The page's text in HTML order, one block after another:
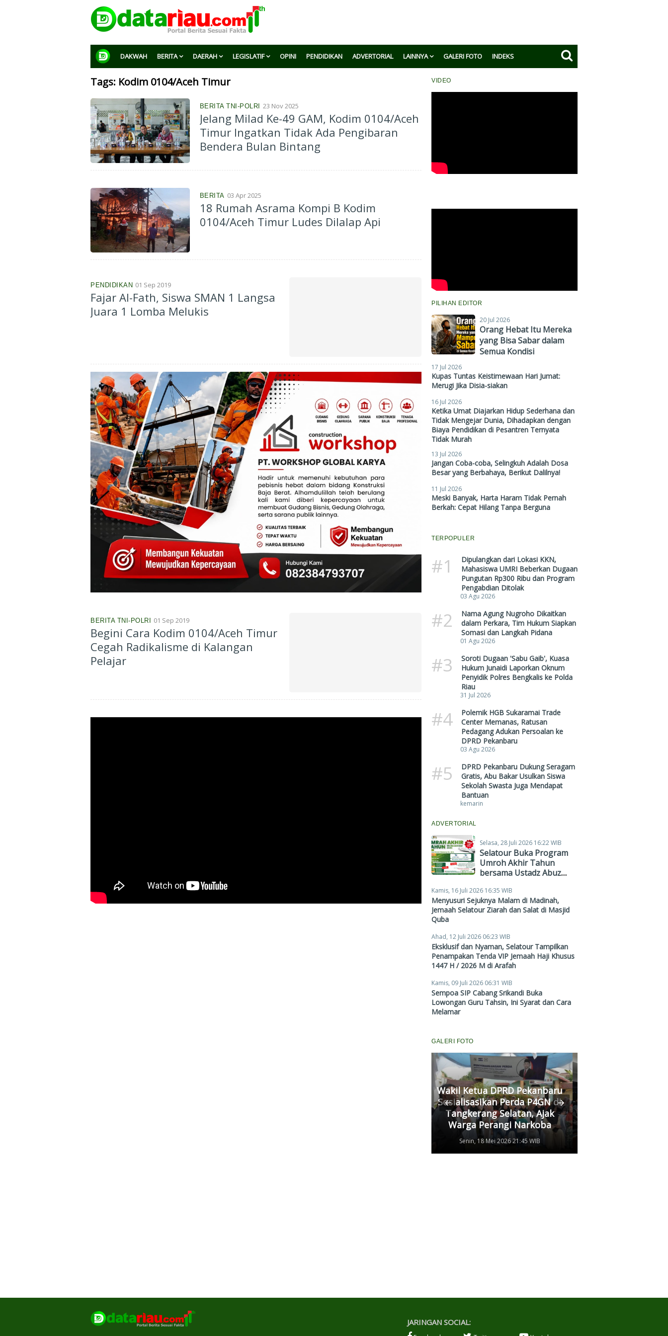
DAKWAH BERITA DAERAH LEGISLATIF OPINI PENDIDIKAN ADVERTORIAL LAINNYA GALERI FOTO INDEKS
Tags: Kodim 0104/Aceh Timur
BERITA TNI-POLRI 23 Nov 2025
Jelang Milad Ke-49 GAM, Kodim 0104/Aceh
Timur Ingatkan Tidak Ada Pengibaran
Bendera Bulan Bintang
BERITA 03 Apr 2025
18 Rumah Asrama Kompi B Kodim
0104/Aceh Timur Ludes Dilalap Api
PENDIDIKAN 01 Sep 2019
Fajar Al-Fath, Siswa SMAN 1 Langsa
Juara 1 Lomba Melukis
BERITA TNI-POLRI 01 Sep 2019
Begini Cara Kodim 0104/Aceh Timur
Cegah Radikalisme di Kalangan
Pelajar
VIDEO
PILIHAN EDITOR
20 Jul 2026
Orang Hebat Itu Mereka
yang Bisa Sabar dalam
Semua Kondisi
17 Jul 2026
Kupas Tuntas Keistimewaan Hari Jumat:
Merugi Jika Disia-siakan
16 Jul 2026
Ketika Umat Diajarkan Hidup Sederhana dan
Tidak Mengejar Dunia, Dihadapkan dengan
Biaya Pendidikan di Pesantren Ternyata
Tidak Murah
13 Jul 2026
Jangan Coba-coba, Selingkuh Adalah Dosa
Besar yang Berbahaya, Berikut Dalilnya!
11 Jul 2026
Meski Banyak, Harta Haram Tidak Pernah
Berkah: Cepat Hilang Tanpa Berguna
TERPOPULER
#1
Dipulangkan dari Lokasi KKN,
Mahasiswa UMRI Beberkan Dugaan
Pungutan Rp300 Ribu dan Program
Pengabdian Ditolak
03 Agu 2026
#2
Nama Agung Nugroho Dikaitkan
dalam Perkara, Tim Hukum Siapkan
Somasi dan Langkah Pidana
01 Agu 2026
#3
Soroti Dugaan 'Sabu Gaib', Kuasa
Hukum Junaidi Laporkan Oknum
Penyidik Polres Bengkalis ke Polda
Riau
31 Jul 2026
#4
Polemik HGB Sukaramai Trade
Center Memanas, Ratusan
Pedagang Adukan Persoalan ke
DPRD Pekanbaru
03 Agu 2026
#5
DPRD Pekanbaru Dukung Seragam
Gratis, Abu Bakar Usulkan Siswa
Sekolah Swasta Juga Mendapat
Bantuan
kemarin
ADVERTORIAL
Selasa, 28 Juli 2026 16:22 WIB
Selatour Buka Program
Umroh Akhir Tahun
bersama Ustadz Abuz
Mulai Rp38,4 Juta
Kamis, 16 Juli 2026 16:35 WIB
Menyusuri Sejuknya Malam di Madinah,
Jemaah Selatour Ziarah dan Salat di Masjid
Quba
Ahad, 12 Juli 2026 06:23 WIB
Eksklusif dan Nyaman, Selatour Tampilkan
Penampakan Tenda VIP Jemaah Haji Khusus
1447 H / 2026 M di Arafah
Kamis, 09 Juli 2026 06:31 WIB
Sempoa SIP Cabang Srikandi Buka
Lowongan Guru Tahsin, Ini Syarat dan Cara
Melamar
GALERI FOTO
Wakil Ketua DPRD Pekanbaru
Sosialisasikan Perda P4GN di
Tangkerang Selatan, Ajak
Warga Perangi Narkoba
Senin, 18 Mei 2026 21:45 WIB
JARINGAN SOCIAL: